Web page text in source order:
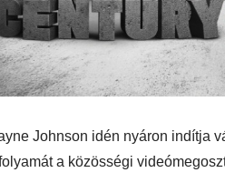
Johnson idén nyáron indítja
a közösségi